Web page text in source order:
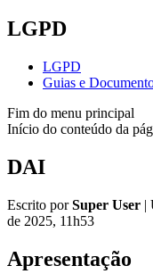
LGPD
LGPD
Guias e
Fim do menu principal
Início do conteúdo da
DAI
Escrito porSuper User |
de 2025, 11h53
Apresentação